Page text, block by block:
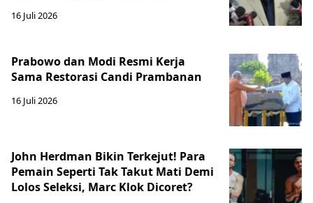
16 Juli 2026
Prabowo dan Modi Resmi Kerja
Sama Restorasi Candi Prambanan
16 Juli 2026
John Herdman Bikin Terkejut! Para
Pemain Seperti Tak Takut Mati Demi
Lolos Seleksi, Marc Klok Dicoret?